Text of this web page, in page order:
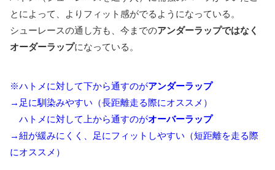
とによって、よりフィット感がでるようになっている。
シューレースの通し方も、今までのアンダーラップではなく
オーダーラップになっている。
※ハトメに対して下から通すのがアンダーラップ
→足に馴染みやすい（長距離走る際にオススメ）
ハトメに対して上から通すのがオーバーラップ
→紐が緩みにくく、足にフィットしやすい（短距離を走る際
にオススメ）